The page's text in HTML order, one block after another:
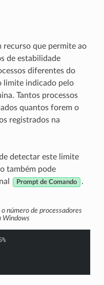
recurso que permite ao
de estabilidade
diferentes do
limite indicado pelo
Tantos processos
quantos forem o
registrados na
detectar este limite
também pode
Prompt de Comando .
número de processadores
Windows